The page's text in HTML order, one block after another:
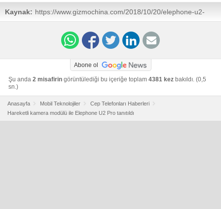
Kaynak: https://www.gizmochina.com/2018/10/20/elephone-u2-
pro-pop-up-camera-demo-video-and-key-specs-outed/
Abone ol
Şu anda 2 misafirin görüntülediği bu içeriğe toplam 4381 kez bakıldı. (0,5
sn.)
Anasayfa Mobil Teknolojiler
Cep Telefonları Haberleri
Hareketli kamera modülü ile Elephone U2 Pro tanıtıldı